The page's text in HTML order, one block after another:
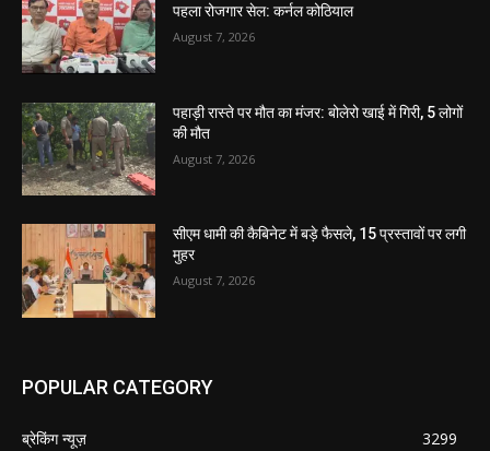
पहला रोजगार सेल: कर्नल कोठियाल
August 7, 2026
पहाड़ी रास्ते पर मौत का मंजर: बोलेरो खाई में गिरी, 5 लोगों
की मौत
August 7, 2026
सीएम धामी की कैबिनेट में बड़े फैसले, 15 प्रस्तावों पर लगी
मुहर
August 7, 2026
POPULAR CATEGORY
ब्रेकिंग न्यूज़
3299